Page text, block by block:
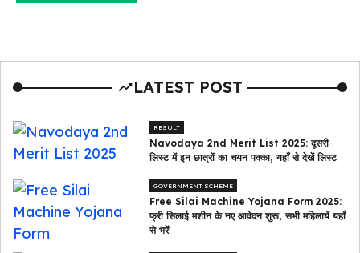
LATEST POST
RESULT
Navodaya 2nd Merit List 2025: दूसरी
लिस्ट में इन छात्रों का चयन पक्का, यहाँ से देखें लिस्ट
GOVERNMENT SCHEME
Free Silai Machine Yojana Form 2025:
फ्री सिलाई मशीन के नए आवेदन शुरू, सभी महिलायें यहाँ
से भरें